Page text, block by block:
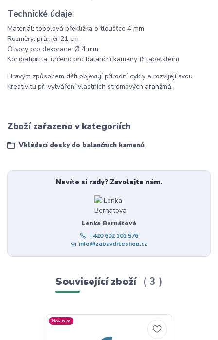
Technické údaje:
Materiál: topolová překližka o tloušťce 4 mm
Rozměry: průměr 21 cm
Otvory pro dekorace: Ø 4 mm
Kompatibilita: určeno pro balanční kameny (Stapelstein)
Hravým způsobem děti objevují přírodní cykly a rozvíjejí svou
kreativitu při vytváření vlastních stromových aranžmá.
Zboží zařazeno v kategoriích
Vkládací desky do balančních kamenů
Nevíte si rady? Zavolejte nám.
Lenka Bernátová
+420 602 101 576
info@zabavditeshop.cz
Související zboží 3
Novinka